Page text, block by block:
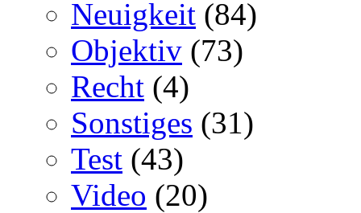
Neuigkeit (84)
Objektiv (73)
Recht (4)
Sonstiges (31)
Test (43)
Video (20)